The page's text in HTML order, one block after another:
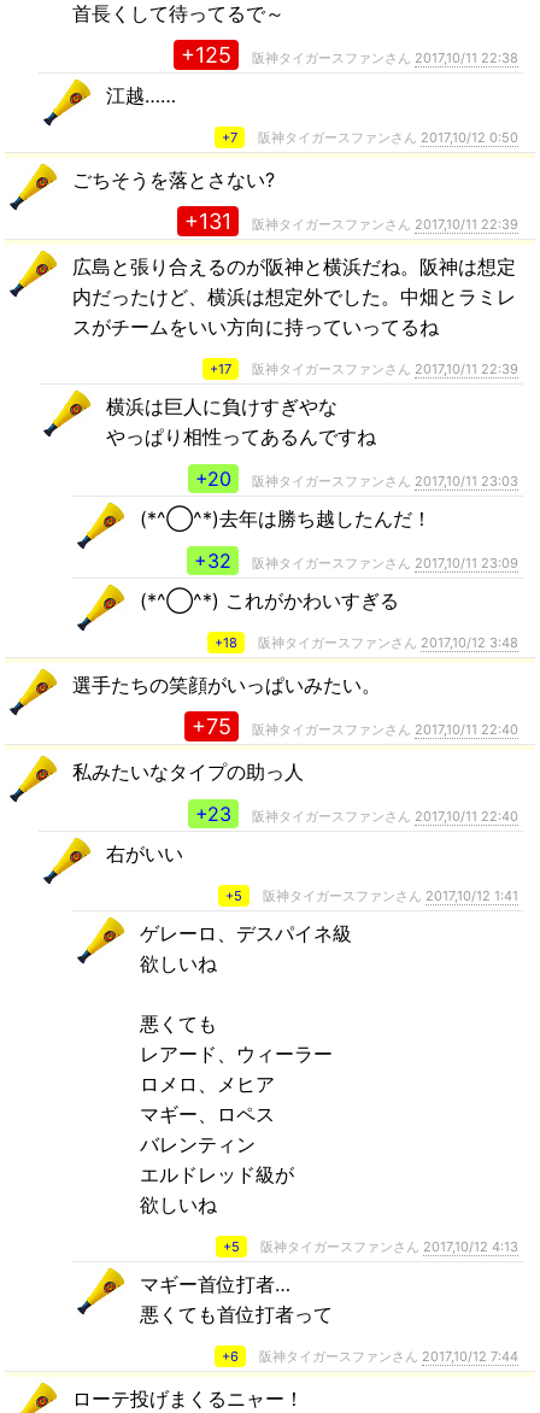
首長くして待ってるで～
+125 阪神タイガースファンさん 2017,10/11 22:38
江越……
+7 阪神タイガースファンさん 2017,10/12 0:50
ごちそうを落とさない?
+131 阪神タイガースファンさん 2017,10/11 22:39
広島と張り合えるのが阪神と横浜だね。阪神は想定
内だったけど、横浜は想定外でした。中畑とラミレ
スがチームをいい方向に持っていってるね
+17 阪神タイガースファンさん 2017,10/11 22:39
横浜は巨人に負けすぎやな
やっぱり相性ってあるんですね
+20
阪神タイガースファンさん 2017,10/11 23:03
(*^◯^*)去年は勝ち越したんだ！
+32
阪神タイガースファンさん 2017,10/11 23:09
(*^◯^*) これがかわいすぎる
+18 阪神タイガースファンさん 2017,10/12 3:48
選手たちの笑顔がいっぱいみたい。
+75 阪神タイガースファンさん 2017,10/11 22:40
私みたいなタイプの助っ人
+23
阪神タイガースファンさん 2017,10/11 22:40
右がいい
+5 阪神タイガースファンさん 2017,10/12 1:41
ゲレーロ、デスパイネ級
欲しいね
悪くても
レアード、ウィーラー
ロメロ、メヒア
マギー、ロペス
バレンティン
エルドレッド級が
欲しいね
+5 阪神タイガースファンさん 2017,10/12 4:13
マギー首位打者…
悪くても首位打者って
+6 阪神タイガースファンさん 2017,10/12 7:44
ローテ投げまくるニャー！